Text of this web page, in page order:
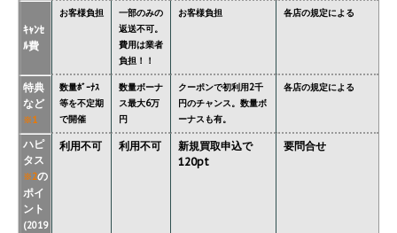
ｷｬﾝｾ
ﾙ費
お客様負担
一部のみの
返送不可。
費用は業者
負担！！
お客様負担 各店の規定による
特典
など
※1
数量ﾎﾞｰﾅｽ
等を不定期
で開催
数量ボーナ
ス最大6万
円
クーポンで初利用2千
円のチャンス。数量ボ
ーナスも有。
各店の規定による
ハピ
タス
※2の
ポイ
ント
(2019
利用不可 利用不可
新規買取申込で
120pt
要問合せ